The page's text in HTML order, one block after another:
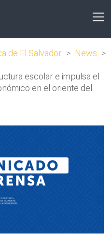
de El Salvador > News >
escolar e impulsa el
en el oriente del